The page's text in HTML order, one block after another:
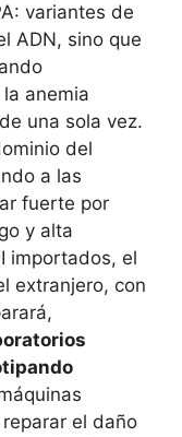
variantes de
ADN, sino que
anemia
una sola vez.
del
a las
fuerte por
y alta
importados, el
extranjero, con
el daño